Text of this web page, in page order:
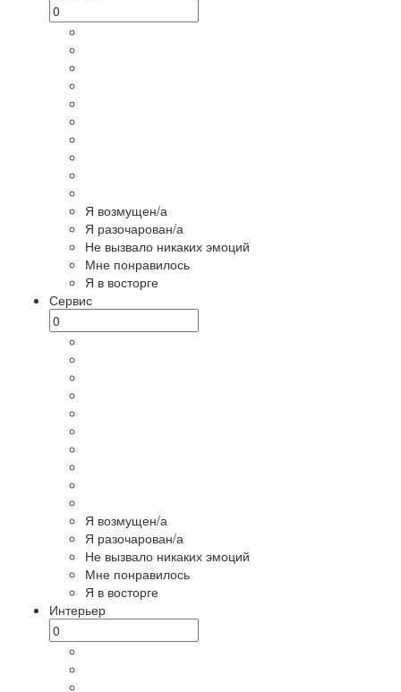
Я возмущен/а
Я разочарован/а
Не вызвало никаких эмоций
Мне понравилось
Я в восторге
Сервис
Я возмущен/а
Я разочарован/а
Не вызвало никаких эмоций
Мне понравилось
Я в восторге
Интерьер